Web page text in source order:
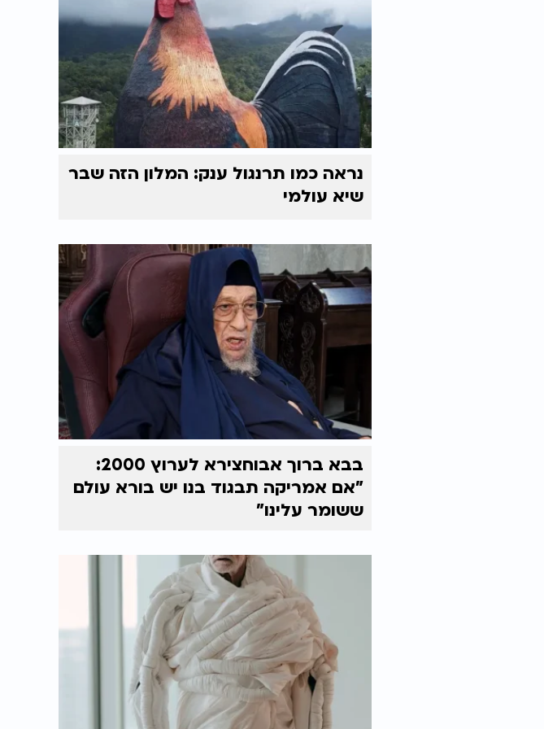
נראה כמו תרנגול ענק: המלון הזה שבר
שיא עולמי
בבא ברוך אבוחצירא לערוץ 2000:
"אם אמריקה תבגוד בנו יש בורא עולם
ששומר עלינו"